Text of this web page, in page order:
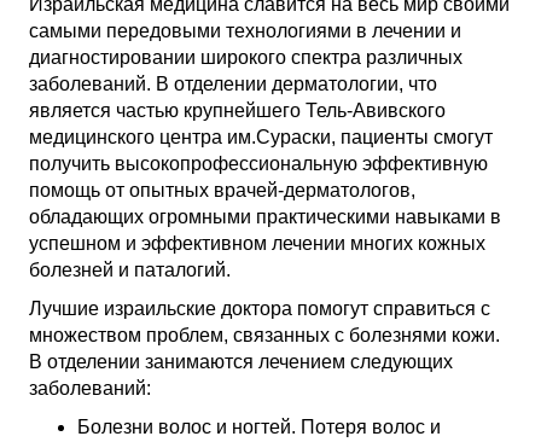
Израильская медицина славится на весь мир своими
самыми передовыми технологиями в лечении и
диагностировании широкого спектра различных
заболеваний. В отделении дерматологии, что
является частью крупнейшего Тель-Авивского
медицинского центра им.Сураски, пациенты смогут
получить высокопрофессиональную эффективную
помощь от опытных врачей-дерматологов,
обладающих огромными практическими навыками в
успешном и эффективном лечении многих кожных
болезней и паталогий.
Лучшие израильские доктора помогут справиться с
множеством проблем, связанных с болезнями кожи.
В отделении занимаются лечением следующих
заболеваний:
Болезни волос и ногтей. Потеря волос и